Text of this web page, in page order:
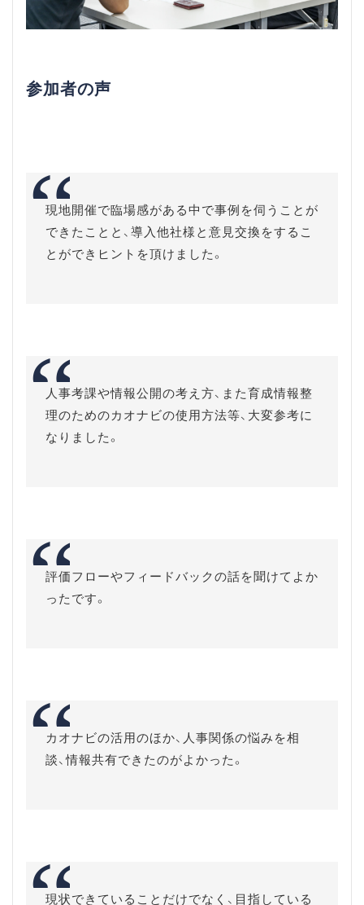
参加者の声
現地開催で臨場感がある中で事例を伺うことが
できたことと、導入他社様と意見交換をするこ
とができヒントを頂けました。
人事考課や情報公開の考え方、また育成情報整
理のためのカオナビの使用方法等、大変参考に
なりました。
評価フローやフィードバックの話を聞けてよか
ったです。
カオナビの活用のほか、人事関係の悩みを相
談、情報共有できたのがよかった。
現状できていることだけでなく、目指している